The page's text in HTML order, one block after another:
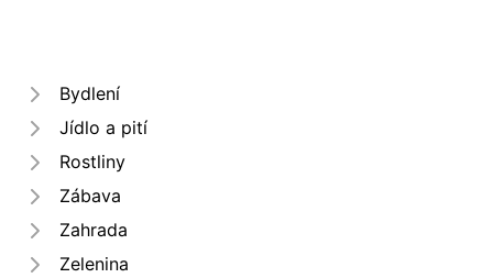
Bydlení
Jídlo a pití
Rostliny
Zábava
Zahrada
Zelenina